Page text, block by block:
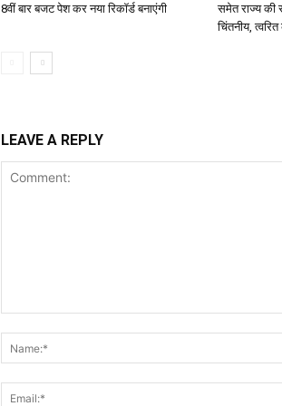
8वीं बार बजट पेश कर नया रिकॉर्ड बनाएंगी
समेत राज्य की
चिंतनीय, त्वरित
LEAVE A REPLY